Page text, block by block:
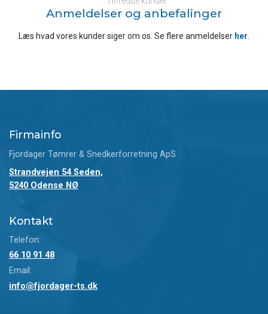
Anmeldelser og anbefalinger
Læs hvad vores kunder siger om os. Se flere anmeldelser her
Firmainfo
Fjordager Tømrer & Snedkerforretning ApS
Strandvejen 54 Seden,
5240 Odense NØ
Kontakt
Telefon:
66 10 91 48
Email:
info@fjordager-ts.dk